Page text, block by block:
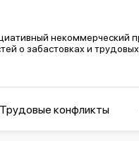
некоммерческий
о забастовках и
Трудовые конфликты